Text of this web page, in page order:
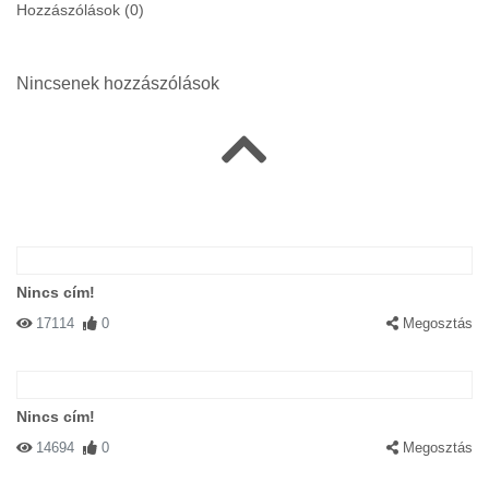
Hozzászólások (0)
Nincsenek hozzászólások
Nincs cím!
17114 0 Megosztás
Nincs cím!
14694 0 Megosztás